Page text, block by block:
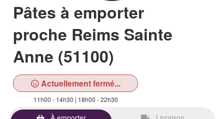
Pâtes à emporter
proche Reims Sainte
Anne (51100)
Actuellement fermé...
11h00 - 14h30 | 18h00 - 22h30